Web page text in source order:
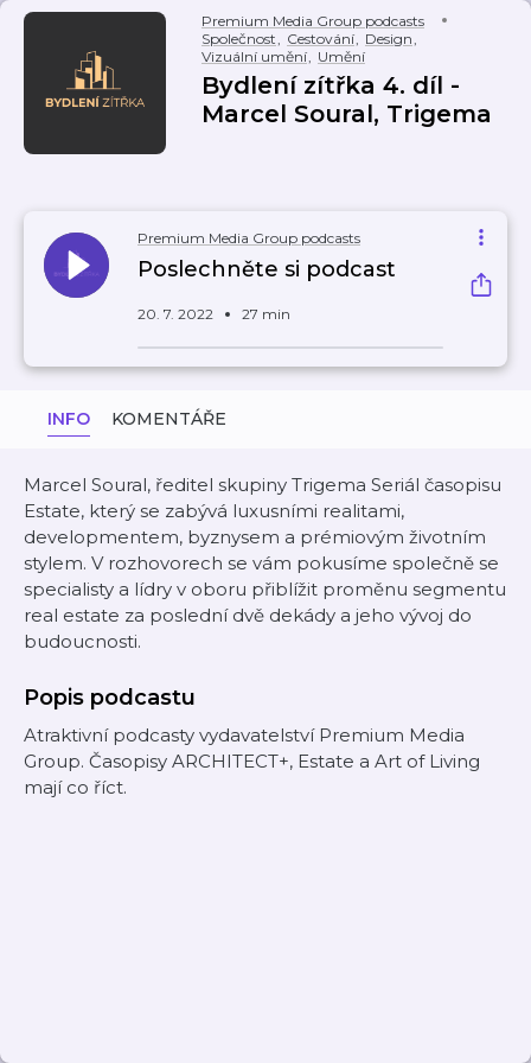
Premium Media Group podcasts
Společnost, Cestování, Design,
Vizuální umění, Umění
Bydlení zítřka 4. díl -
Marcel Soural, Trigema
Premium Media Group podcasts
Poslechněte si podcast
20. 7. 2022 27 min
INFO KOMENTÁŘE
Marcel Soural, ředitel skupiny Trigema Seriál časopisu
Estate, který se zabývá luxusními realitami,
developmentem, byznysem a prémiovým životním
stylem. V rozhovorech se vám pokusíme společně se
specialisty a lídry v oboru přiblížit proměnu segmentu
real estate za poslední dvě dekády a jeho vývoj do
budoucnosti.
Popis podcastu
Atraktivní podcasty vydavatelství Premium Media
Group. Časopisy ARCHITECT+, Estate a Art of Living
mají co říct.